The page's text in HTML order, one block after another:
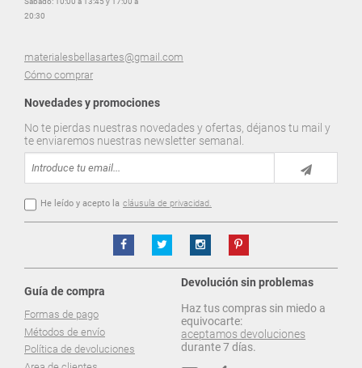
20:30
materialesbellasartes@gmail.com
Cómo comprar
Novedades y promociones
No te pierdas nuestras novedades y ofertas, déjanos tu mail y
te enviaremos nuestras newsletter semanal.
He leído y acepto la cláusula de privacidad.
Guía de compra
Formas de pago
Métodos de envío
Política de devoluciones
Devolución sin problemas
Haz tus compras sin miedo a
equivocarte:
aceptamos devoluciones
durante 7 días.